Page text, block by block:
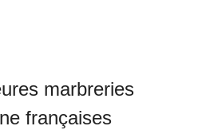
marbreries
françaises